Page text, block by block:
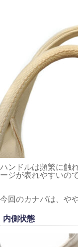
ハンドルは頻繁に触
ージが表れやすいの
今回のカナパは、や
内側状態